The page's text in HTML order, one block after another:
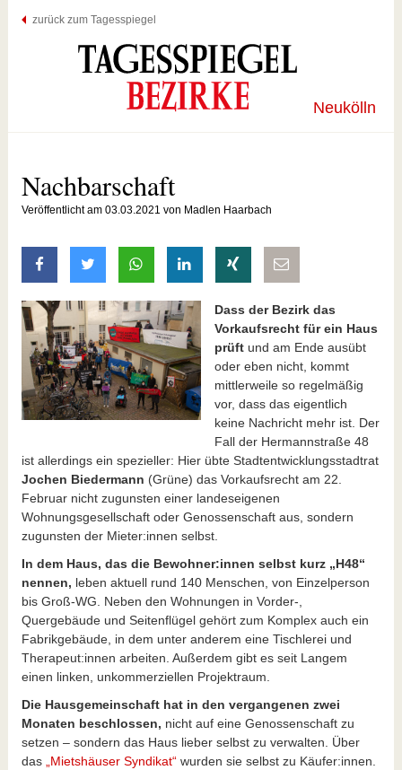
zurück zum Tagesspiegel
Neukölln
Nachbarschaft
Veröffentlicht am 03.03.2021 von Madlen Haarbach
auf Facebook teilen
auf Twitter teilenmit Whatsapp teilen
auf LinkedIn teilen
auf Xing teilen
Dass der Bezirk das
Vorkaufsrecht für ein Haus
prüftund am Ende ausübt
oder eben nicht, kommt
mittlerweile so regelmäßig
vor, dass das eigentlich
keine Nachricht mehr ist. Der
Fall der Hermannstraße 48
ist allerdings ein spezieller: Hier übte Stadtentwicklungsstadtrat
Jochen Biedermann (Grüne) das Vorkaufsrecht am 22.
Februar nicht zugunsten einer landeseigenen
Wohnungsgesellschaft oder Genossenschaft aus, sondern
zugunsten der Mieter:innen selbst.
In dem Haus, das die Bewohner:innen selbst kurz „H48“
nennen, leben aktuell rund 140 Menschen, von Einzelperson
bis Groß-WG. Neben den Wohnungen in Vorder-,
Quergebäude und Seitenflügel gehört zum Komplex auch ein
Fabrikgebäude, in dem unter anderem eine Tischlerei und
Therapeut:innen arbeiten. Außerdem gibt es seit Langem
einen linken, unkommerziellen Projektraum.
Die Hausgemeinschaft hat in den vergangenen zwei
Monaten beschlossen, nicht auf eine Genossenschaft zu
setzen – sondern das Haus lieber selbst zu verwalten. Über
das
„Mietshäuser Syndikat“wurden sie selbst zu Käufer:innen.